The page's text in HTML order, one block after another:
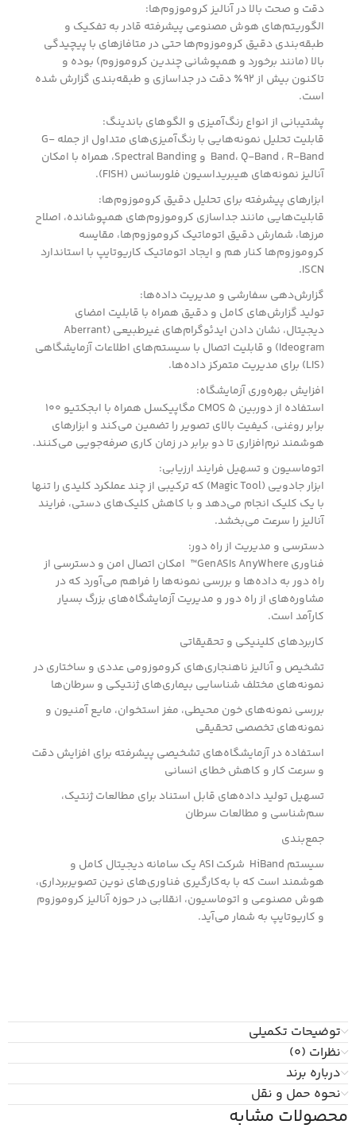
دقت و صحت بالا در آنالیز کروموزوم‌ها:
الگوریتم‌های هوش مصنوعی پیشرفته قادر به تفکیک و
طبقه‌بندی دقیق کروموزوم‌ها حتی در متافازهای با پیچیدگی
بالا (مانند برخورد و همپوشانی چندین کروموزوم) بوده و
تاکنون بیش از ۹۲٪ دقت در جداسازی و طبقه‌بندی گزارش شده
است.
پشتیبانی از انواع رنگ‌آمیزی و الگوهای باندینگ:
قابلیت تحلیل نمونه‌هایی با رنگ‌آمیزی‌های متداول از جمله G-
Band، Q-Band ، R-Band و Spectral Banding، همراه با امکان
آنالیز نمونه‌های هیبریداسیون فلورسانس (FISH).
ابزارهای پیشرفته برای تحلیل دقیق کروموزوم‌ها:
قابلیت‌هایی مانند جداسازی کروموزوم‌های همپوشانده، اصلاح
مرزها، شمارش دقیق اتوماتیک کروموزوم‌ها، مقایسه
کروموزوم‌ها کنار هم و ایجاد اتوماتیک کاریوتایپ با استاندارد
ISCN.
گزارش‌دهی سفارشی و مدیریت داده‌ها:
تولید گزارش‌های کامل و دقیق همراه با قابلیت امضای
دیجیتال، نشان دادن ایدئو‌گرام‌های غیرطبیعی (Aberrant
Ideogram) و قابلیت اتصال با سیستم‌های اطلاعات آزمایشگاهی
(LIS) برای مدیریت متمرکز داده‌ها.
افزایش بهره‌وری آزمایشگاه:
استفاده از دوربین CMOS 5 مگاپیکسل همراه با ابجکتیو 100
برابر روغنی، کیفیت بالای تصویر را تضمین می‌کند و ابزارهای
هوشمند نرم‌افزاری تا دو برابر در زمان کاری صرفه‌جویی می‌کنند.
اتوماسیون و تسهیل فرایند ارزیابی:
ابزار جادویی (Magic Tool) که ترکیبی از چند عملکرد کلیدی را تنها
با یک کلیک انجام می‌دهد و با کاهش کلیک‌های دستی، فرایند
آنالیز را سرعت می‌بخشد.
دسترسی و مدیریت از راه دور:
فناوری GenASIs AnyWhere™ امکان اتصال امن و دسترسی از
راه دور به داده‌ها و بررسی نمونه‌ها را فراهم می‌آورد که در
مشاوره‌های از راه دور و مدیریت آزمایشگاه‌های بزرگ بسیار
کارآمد است.
کاربردهای کلینیکی و تحقیقاتی
تشخیص و آنالیز ناهنجاری‌های کروموزومی عددی و ساختاری در
نمونه‌های مختلف شناسایی بیماری‌های ژنتیکی و سرطان‌ها
بررسی نمونه‌های خون محیطی، مغز استخوان، مایع آمنیون و
نمونه‌های تخصصی تحقیقی
استفاده در آزمایشگاه‌های تشخیصی پیشرفته برای افزایش دقت
و سرعت کار و کاهش خطای انسانی
تسهیل تولید داده‌های قابل استناد برای مطالعات ژنتیک،
سم‌شناسی و مطالعات سرطان
جمع‌بندی
سیستم HiBand شرکت ASI یک سامانه دیجیتال کامل و
هوشمند است که با به‌کارگیری فناوری‌های نوین تصویربرداری،
هوش مصنوعی و اتوماسیون، انقلابی در حوزه آنالیز کروموزوم
و کاریوتایپ به شمار می‌آید.
توضیحات تکمیلی
نظرات (0)
درباره برند
نحوه حمل و نقل
محصولات مشابه